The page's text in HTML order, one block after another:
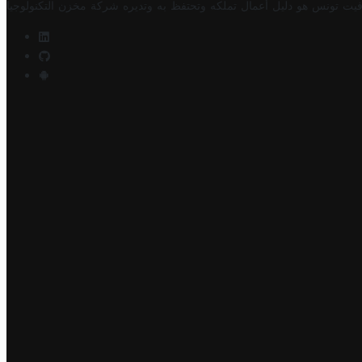
تونس هو دليل أعمال تملكه وتحتفظ به وتديره شركة مخزن التكنولوجيا